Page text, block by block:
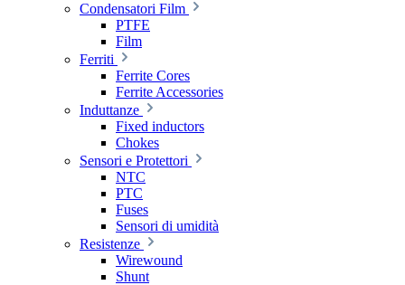
Condensatori Film
PTFE
Film
Ferriti
Ferrite Cores
Ferrite Accessories
Induttanze
Fixed inductors
Chokes
Sensori e Protettori
NTC
PTC
Fuses
Sensori di umidità
Resistenze
Wirewound
Shunt